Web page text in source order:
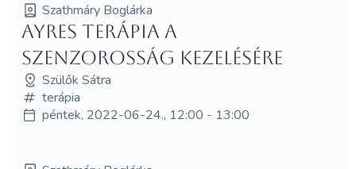
Szathmáry Boglárka
Ayres terápia a
szenzorosság kezelésére
Szülők Sátra
terápia
péntek, 2022-06-24., 12:00 - 13:00